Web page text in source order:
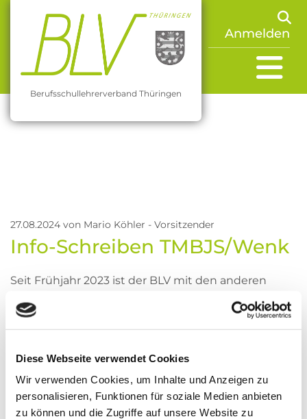
Diese Webseite verwendet Cookies
Wir verwenden Cookies, um Inhalte und Anzeigen zu
personalisieren, Funktionen für soziale Medien anbieten
zu können und die Zugriffe auf unsere Website zu
Berufsschullehrerverband Thüringen
Anmelden
27.08.2024 von Mario Köhler - Vorsitzender
Info-Schreiben TMBJS/Wenk
Seit Frühjahr 2023 ist der BLV mit den anderen
Lehrerinnen an den allgemeinbildenden Schulen
mit dem TMBJS im Gespräch, um den derzeitigen
um folgende Forderungen:
Einführung einer „Bindungsprämie“ mit dem
Ziel, Lehrer und Lehrerinnen bis zum